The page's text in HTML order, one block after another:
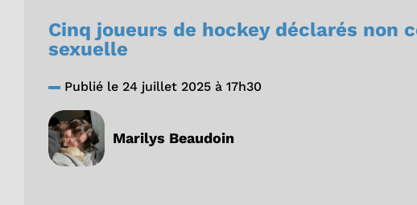
Cinq joueurs de hockey déclarés non
sexuelle
Publié le 24 juillet 2025 à 17h30
Marilys Beaudoin